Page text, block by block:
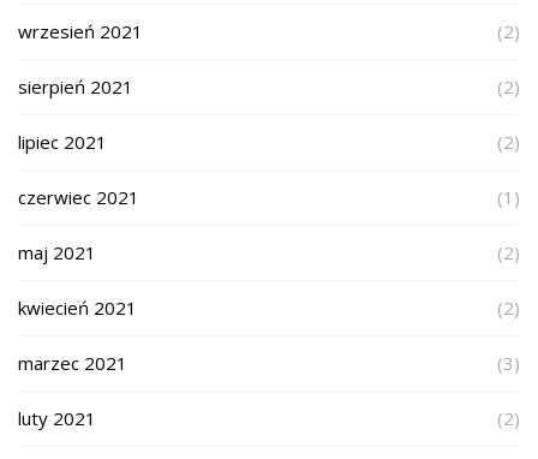
wrzesień 2021 (2)
sierpień 2021 (2)
lipiec 2021 (2)
czerwiec 2021 (1)
maj 2021 (2)
kwiecień 2021 (2)
marzec 2021 (3)
luty 2021 (2)